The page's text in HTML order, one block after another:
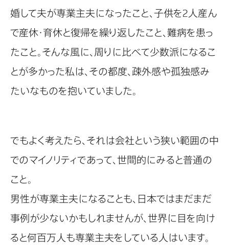
婚して夫が専業主夫になったこと、子供を2人産ん
で産休・育休と復帰を繰り返したこと、難病を患っ
たこと。そんな風に、周りに比べて少数派になるこ
とが多かった私は、その都度、疎外感や孤独感み
たいなものを抱いていました。
でもよく考えたら、それは会社という狭い範囲の中
でのマイノリティであって、世間的にみると普通の
こと。
男性が専業主夫になることも、日本ではまだまだ
事例が少ないかもしれませんが、世界に目を向け
ると何百万人も専業主夫をしている人はいます。